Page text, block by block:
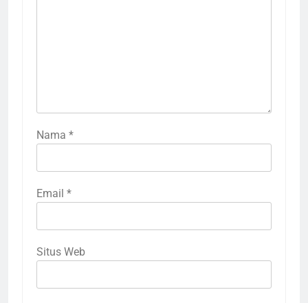
Nama *
Email *
Situs Web